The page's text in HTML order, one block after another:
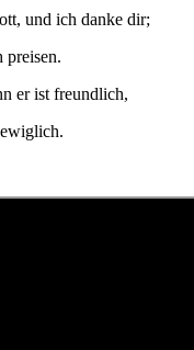
ich danke dir;
er ist freundlich,